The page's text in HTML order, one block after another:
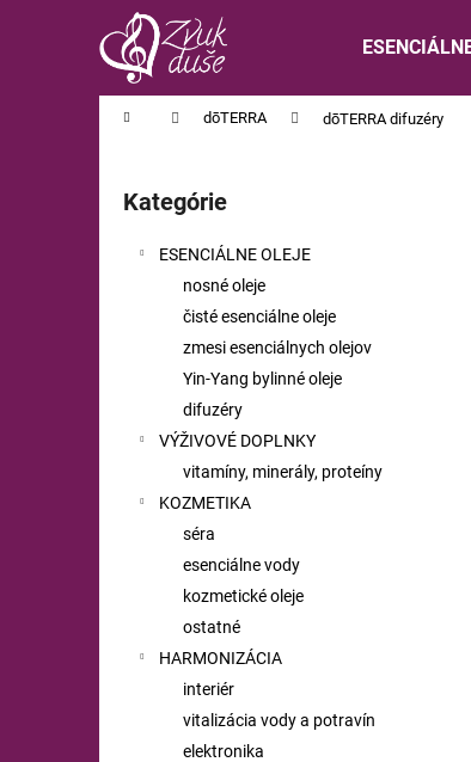
Domov dōTERRA dōTERRA difuzéry
Preskočiť
kategórie
Kategórie
ESENCIÁLNE OLEJE
nosné oleje
čisté esenciálne oleje
zmesi esenciálnych olejov
Yin-Yang bylinné oleje
difuzéry
VÝŽIVOVÉ DOPLNKY
vitamíny, minerály, proteíny
KOZMETIKA
séra
esenciálne vody
kozmetické oleje
ostatné
HARMONIZÁCIA
interiér
vitalizácia vody a potravín
elektronika
Späť
Späť